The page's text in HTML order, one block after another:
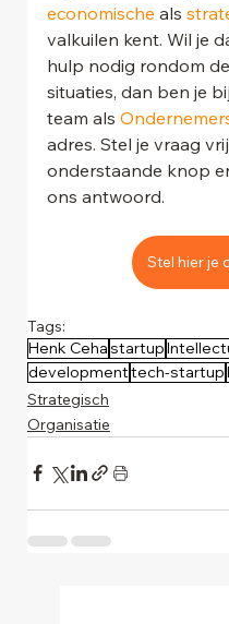
economische als
valkuilen kent. Wil je
hulp nodig rondom
situaties, dan ben je
team als
adres. Stel je vraag
onderstaande knop
ons antwoord.
Stel hier je
Tags:
Henk Cehastartup
developmenttech-startup
Strategisch
Organisatie